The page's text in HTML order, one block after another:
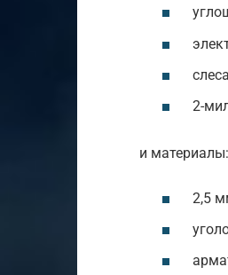
2-
и материалы:
2,5